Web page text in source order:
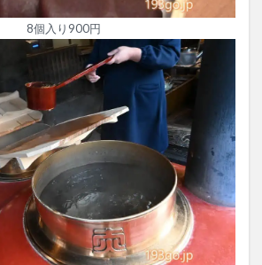
8個入り900円